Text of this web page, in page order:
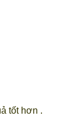
tốt hơn .